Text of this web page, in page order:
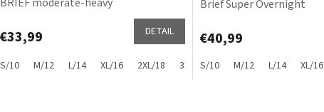
BRIEF moderate-heavy
€33,99 DETAIL
S/10 M/12 L/14 XL/16 2XL/18 3XL/20 4XL/22 5XL/24
Brief Super Overnight
€40,99
S/10 M/12 L/14 XL/16